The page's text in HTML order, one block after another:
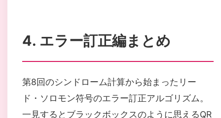
4. エラー訂正編まとめ
第8回のシンドローム計算から始まったリー
ド・ソロモン符号のエラー訂正アルゴリズム。
一見するとブラックボックスのように思えるQR